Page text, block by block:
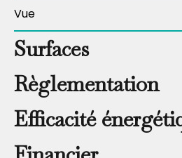
Vue
Surfaces
Règlementation
Efficacité